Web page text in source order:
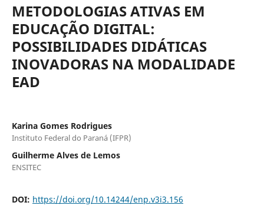
METODOLOGIAS ATIVAS EM
EDUCAÇÃO DIGITAL:
POSSIBILIDADES DIDÁTICAS
INOVADORAS NA MODALIDADE
EAD
Karina Gomes Rodrigues
Instituto Federal do Paraná (IFPR)
Guilherme Alves de Lemos
ENSITEC
DOI: https://doi.org/10.14244/enp.v3i3.156